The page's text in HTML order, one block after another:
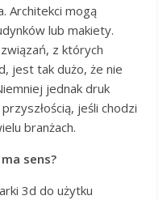
Architekci mogą
lub makiety.
z których
jest tak dużo, że nie
jednak druk
jeśli chodzi
branżach.
sens?
3d do użytku